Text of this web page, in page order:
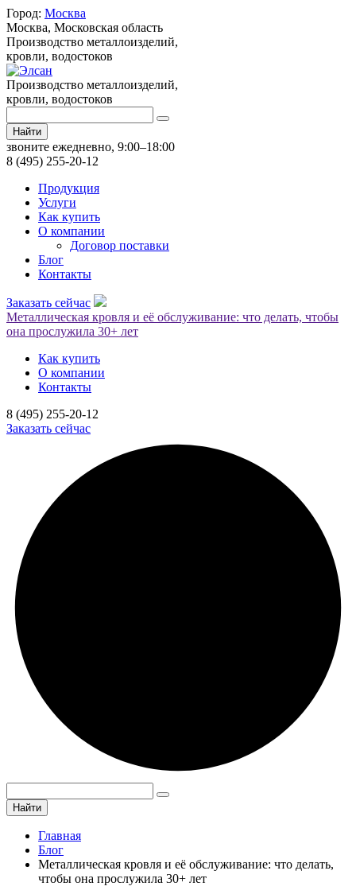
Город: Москва
Москва, Московская область
Производство металлоизделий,
кровли, водостоков
Производство металлоизделий,
кровли, водостоков
Найти
звоните ежедневно, 9:00–18:00
8 (495) 255-20-12
Продукция
Услуги
Как купить
О компании
Договор поставки
Блог
Контакты
Заказать сейчас
Металлическая кровля и её обслуживание: что делать, чтобы
она прослужила 30+ лет
Как купить
О компании
Контакты
8 (495) 255-20-12
Заказать сейчас
Найти
Главная
Блог
Металлическая кровля и её обслуживание: что делать,
чтобы она прослужила 30+ лет